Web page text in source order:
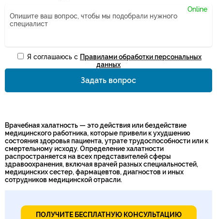
Номер телефона*
Я соглашаюсь с Правилами обработки персональных
данных
Задать вопрос
Врачебная халатность — это действия или бездействие
медицинского работника, которые привели к ухудшению
состояния здоровья пациента, утрате трудоспособности или к
смертельному исходу. Определение халатности
распространяется на всех представителей сферы
здравоохранения, включая врачей разных специальностей,
медицинских сестер, фармацевтов, диагностов и иных
сотрудников медицинской отрасли.
ПОЛУЧИТЕ БЕСПЛАТНУЮ КОНСУЛЬТАЦИЮ